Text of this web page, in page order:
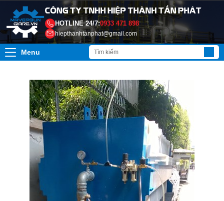
HOTLINE 24/7:0933 471 898
hiepthanhtanphat@gmail.com
Menu